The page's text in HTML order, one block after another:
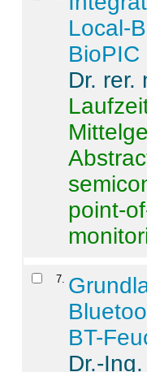
Local-
BioPIC
Dr. rer.
point-
7
BT-
Dr.-